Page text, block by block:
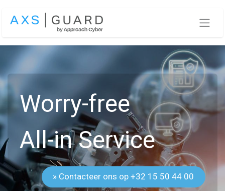
Worry-free
All-in Service
» Contacteer ons op +32 15 50 44 00